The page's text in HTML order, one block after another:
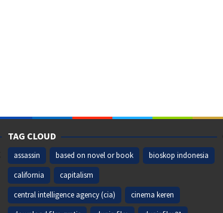
TAG CLOUD
assassin based on novel or book
bioskop indonesia
california
capitalism
central intelligence agency (cia)
cinema keren